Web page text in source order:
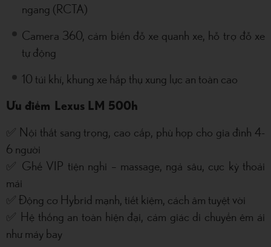
ngang (RCTA)
Camera 360, cảm biến đỗ xe quanh xe, hỗ trợ đỗ xe
tự động
10 túi khí, khung xe hấp thụ xung lực an toàn cao
Ưu điểm Lexus LM 500h
✅ Nội thất sang trọng, cao cấp, phù hợp cho gia đình 4-
6 người
✅ Ghế VIP tiện nghi – massage, ngả sâu, cực kỳ thoải
mái
✅ Động cơ Hybrid mạnh, tiết kiệm, cách âm tuyệt vời
✅ Hệ thống an toàn hiện đại, cảm giác di chuyển êm ái
như máy bay